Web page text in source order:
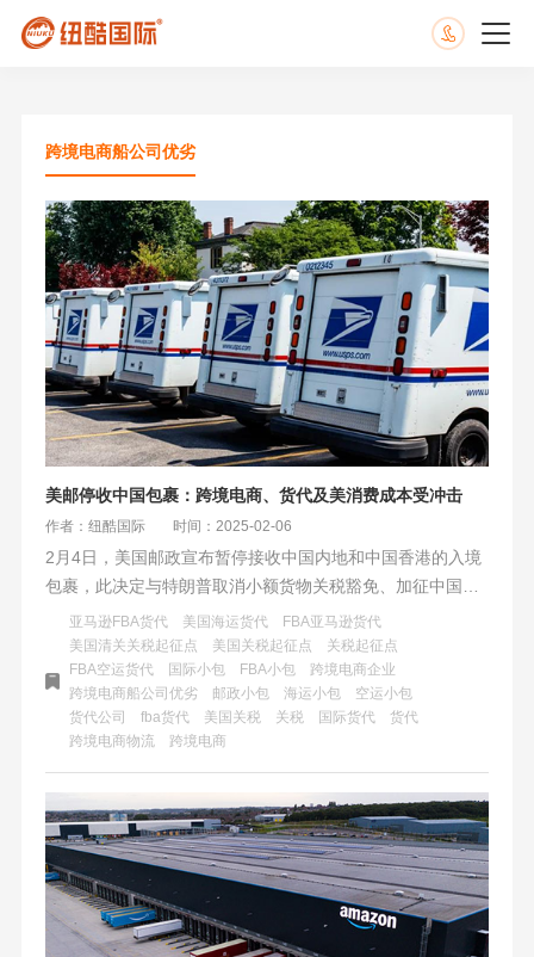
跨境电商船公司优劣
美邮停收中国包裹：跨境电商、货代及美消费成本受冲击
作者：纽酷国际 时间：2025-02-06
2月4日，美国邮政宣布暂停接收中国内地和中国香港的入境
包裹，此决定与特朗普取消小额货物关税豁免、加征中国商
品关税的行政令有关。此举对跨境电商和货代行业造成重大
打击，同时推高了美国本土消费成本，对全球贸易格局也产
生了深远影响。
亚马逊FBA货代 美国海运货代
FBA亚马逊货代
美国清关关税起征点
美国关税起征点
关税起征点
FBA空运货代
国际小包 FBA小包
跨境电商企业
跨境电商船公司优劣
邮政小包 海运小包
空运小包
货代公司
fba货代 美国关税 关税 国际货代
货代
跨境电商物流
跨境电商